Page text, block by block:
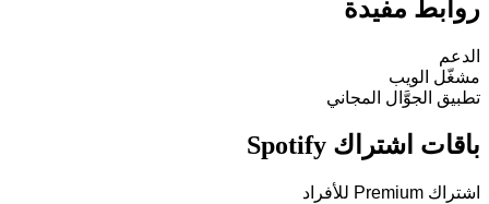
روابط مفيدة
الدعم
مشغّل الويب
تطبيق الجوَّال المجاني
باقات اشتراك Spotify
اشتراك Premium للأفراد